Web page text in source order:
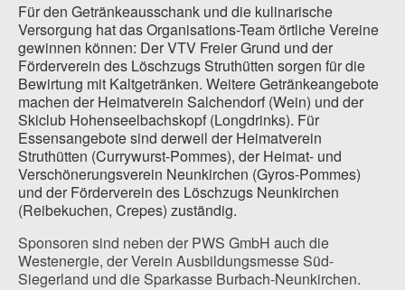
Für den Getränkeausschank und die kulinarische
Versorgung hat das Organisations-Team örtliche Vereine
gewinnen können: Der VTV Freier Grund und der
Förderverein des Löschzugs Struthütten sorgen für die
Bewirtung mit Kaltgetränken. Weitere Getränkeangebote
machen der Heimatverein Salchendorf (Wein) und der
Skiclub Hohenseelbachskopf (Longdrinks). Für
Essensangebote sind derweil der Heimatverein
Struthütten (Currywurst-Pommes), der Heimat- und
Verschönerungsverein Neunkirchen (Gyros-Pommes)
und der Förderverein des Löschzugs Neunkirchen
(Reibekuchen, Crepes) zuständig.
Sponsoren sind neben der PWS GmbH auch die
Westenergie, der Verein Ausbildungsmesse Süd-
Siegerland und die Sparkasse Burbach-Neunkirchen.